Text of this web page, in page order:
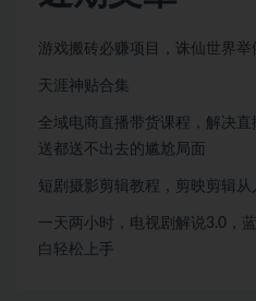
游戏搬砖必赚项目，诛仙世界举
天涯神贴合集
全域电商直播带货课程，解决
送都送不出去的尴尬局面
短剧摄影剪辑教程，剪映剪辑从
一天两小时，电视剧解说3.0，
白轻松上手